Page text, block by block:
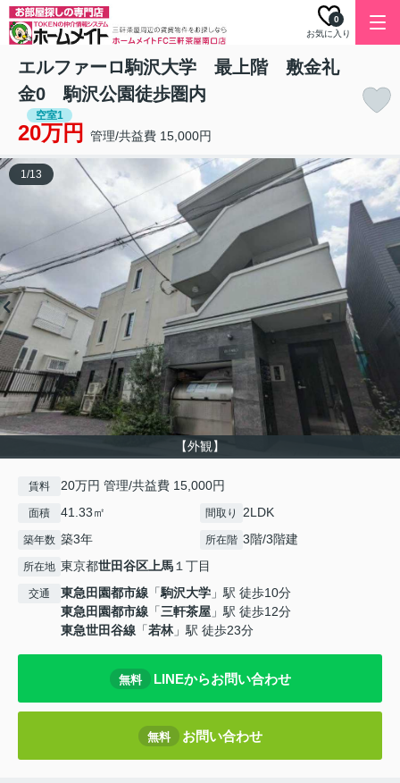
お気に入り
0
エルファーロ駒沢大学 最上階 敷金礼
金0 駒沢公園徒歩圏内
空室1
20万円 管理/共益費 15,000円
【外観】
1/13
賃料 20万円 管理/共益費 15,000円
面積 41.33㎡ 間取り 2LDK
築年数 築3年 所在階 3階/3階建
所在地 東京都世田谷区上馬１丁目
交通 東急田園都市線 「駒沢大学 」駅 徒歩10分
東急田園都市線 「三軒茶屋 」駅 徒歩12分
東急世田谷線 「若林」駅 徒歩23分
無料 LINEからお問い合わせ
無料 お問い合わせ